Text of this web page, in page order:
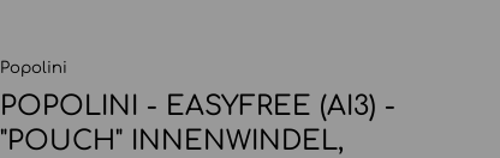
Popolini
POPOLINI - EASYFREE (AI3) -
"POUCH" INNENWINDEL,